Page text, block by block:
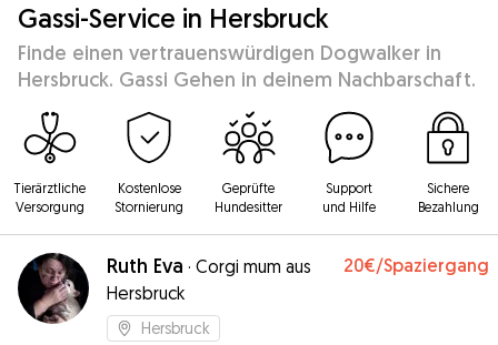
Gassi-Service in Hersbruck
Finde einen vertrauenswürdigen Dogwalker in
Hersbruck. Gassi Gehen in deinem Nachbarschaft.
Tierärztliche
Versorgung
Kostenlose
Stornierung
Geprüfte
Hundesitter
Support
und Hilfe
Sichere
Bezahlung
Ruth Eva · Corgi mum aus
Hersbruck
20€/Spaziergang
Hersbruck